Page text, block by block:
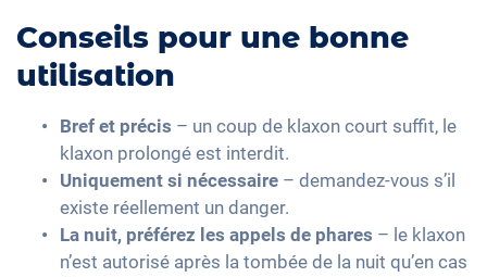
Conseils pour une bonne
utilisation
Bref et précis – un coup de klaxon court suffit, le
klaxon prolongé est interdit.
Uniquement si nécessaire – demandez-vous s’il
existe réellement un danger.
La nuit, préférez les appels de phares – le klaxon
n’est autorisé après la tombée de la nuit qu’en cas